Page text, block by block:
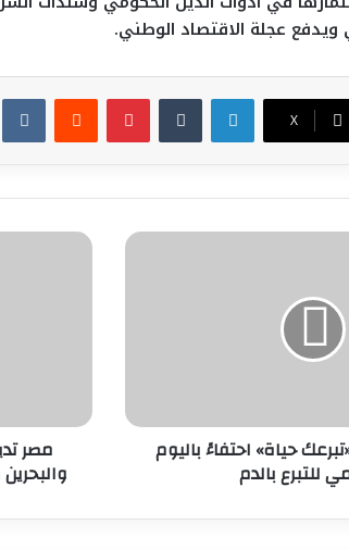
عجلة الاقتصاد الوطني.
‫X
لينكدإن بينتيريست
حياة» احتفاءً باليوم
للتبرع بالدم
مصر
عن
تضامنها
الكامل
معهما
مصر